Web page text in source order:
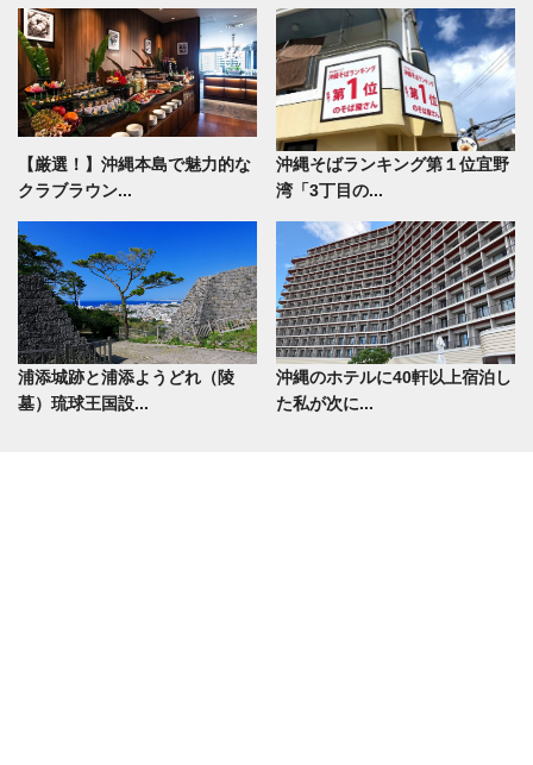
【厳選！】沖縄本島で魅力的な
クラブラウン...
沖縄そばランキング第１位宜野
湾「3丁目の...
浦添城跡と浦添ようどれ（陵
墓）琉球王国設...
沖縄のホテルに40軒以上宿泊し
た私が次に...